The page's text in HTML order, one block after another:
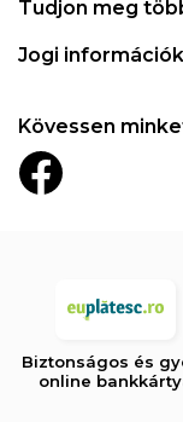
Tudjon meg
Jogi információk
Kövessen
Biztonságos és
online